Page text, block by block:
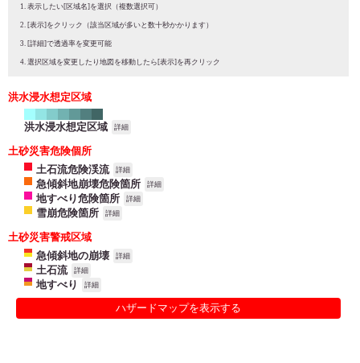
表示したい[区域名]を選択（複数選択可）
[表示]をクリック（該当区域が多いと数十秒かかります）
[詳細]で透過率を変更可能
選択区域を変更したり地図を移動したら[表示]を再クリック
洪水浸水想定区域
洪水浸水想定区域 詳細
土砂災害危険個所
土石流危険渓流
詳細
急傾斜地崩壊危険箇所 詳細
地すべり危険箇所 詳細
雪崩危険箇所 詳細
土砂災害警戒区域
急傾斜地の崩壊
詳細
土石流 詳細
地すべり 詳細
ハザードマップを表示する